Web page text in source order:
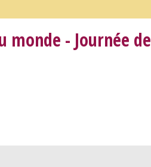
and complex
- Journée de